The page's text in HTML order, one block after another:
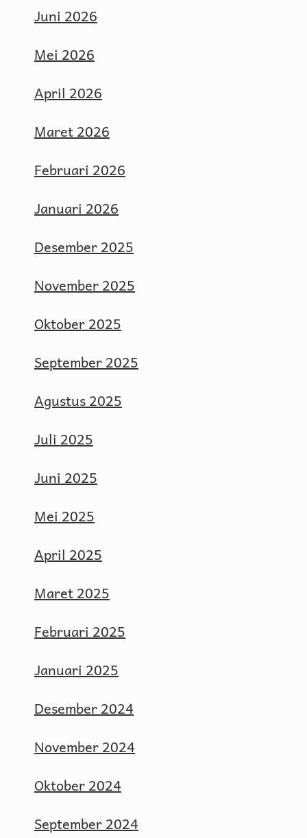
Juni 2026
Mei 2026
April 2026
Maret 2026
Februari 2026
Januari 2026
Desember 2025
November 2025
Oktober 2025
September 2025
Agustus 2025
Juli 2025
Juni 2025
Mei 2025
April 2025
Maret 2025
Februari 2025
Januari 2025
Desember 2024
November 2024
Oktober 2024
September 2024